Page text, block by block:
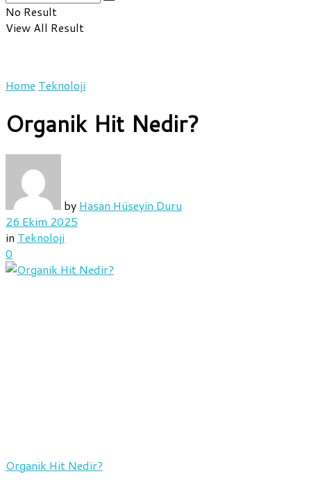
No Result
View All Result
Home Teknoloji
Organik Hit Nedir?
by Hasan Hüseyin Duru
26 Ekim 2025
in Teknoloji
0
Organik Hit Nedir?